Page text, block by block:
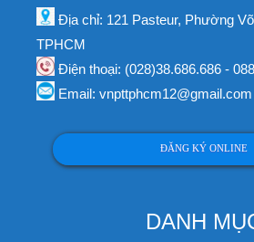
Địa chỉ: 121 Pasteur, Phường
TPHCM
Điện thoại: (028)38.686.686 -
Email: vnpttphcm12@gmail.com
ĐĂNG KÝ ONLINE
DANH